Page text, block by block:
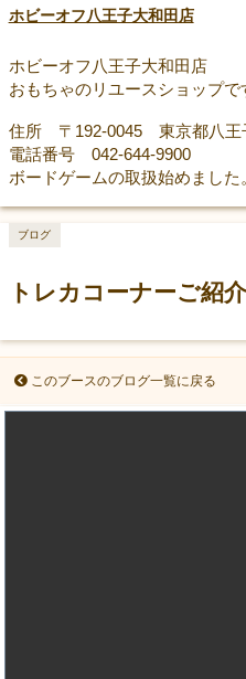
ホビーオフ八王子大和田店
ホビーオフ八王子大和田店
おもちゃのリユースショップで
住所 〒192-0045 東京都八王
電話番号 042-644-9900
ボードゲームの取扱始めました
トレカコーナーご紹介
ブログ
このブースのブログ一覧に戻る